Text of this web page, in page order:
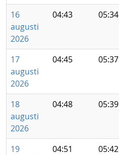
16
augusti
2026
04:43 05:34
17
augusti
2026
04:45 05:37
18
augusti
2026
04:48 05:39
19
04:51 05:42